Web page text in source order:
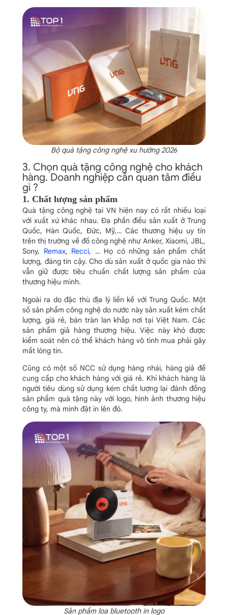
Bộ quà tặng công nghệ xu hướng 2026
3. Chọn quà tặng công nghệ cho khách
hàng. Doanh nghiệp cần quan tâm điều
gì ?
1. Chất lượng sản phẩm
Quà tặng công nghệ tại VN hiện nay có rất nhiều loại
với xuất xứ khác nhau. Đa phần điều sản xuất ở Trung
Quốc, Hàn Quốc, Đức, Mỹ,… Các thương hiệu uy tín
trên thị trường về đồ công nghệ như Anker, Xiaomi, JBL,
Sony, Remax, Recci, … Họ có những sản phẩm chất
lượng, đáng tin cậy. Cho dù sản xuất ở quốc gia nào thì
vẫn giữ được tiêu chuẩn chất lượng sản phẩm của
thương hiệu mình.
Ngoài ra do đặc thù địa lý liền kề với Trung Quốc. Một
số sản phẩm công nghệ do nước này sản xuất kém chất
lượng, giá rẻ, bán tràn lan khắp nơi tại Việt Nam. Các
sản phẩm giả hàng thương hiệu. Việc này khó được
kiểm soát nên có thể khách hàng vô tình mua phải gây
mất lòng tin.
Cũng có một số NCC sử dụng hàng nhái, hàng giả để
cung cấp cho khách hàng với giá rẻ. Khi khách hàng là
người tiêu dùng sử dụng kém chất lượng lại đánh đồng
sản phẩm quà tặng này với logo, hình ảnh thương hiệu
công ty, mà mình đặt in lên đó.
Sản phẩm loa bluetooth in logo